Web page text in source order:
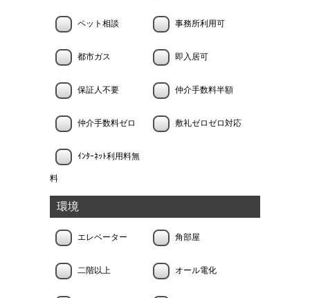
ペット相談 事務所利用可
都市ガス 即入居可
保証人不要 仲介手数料半額
仲介手数料ゼロ 敷礼ゼロゼロ対応
ｲﾝﾀｰﾈｯﾄ利用料無
料
環境
エレベーター 角部屋
二階以上 オール電化